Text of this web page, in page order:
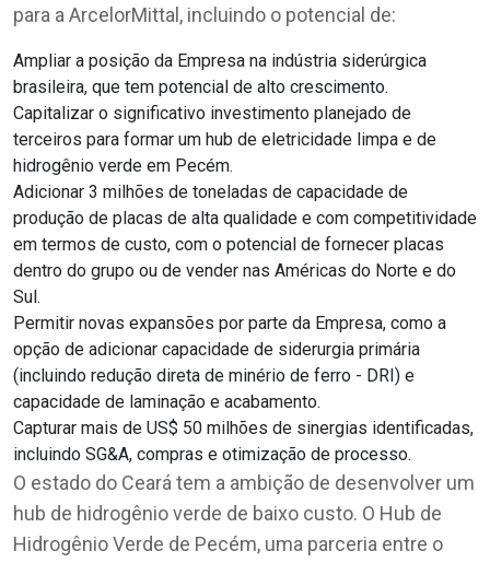
para a ArcelorMittal, incluindo o potencial de:
Ampliar a posição da Empresa na indústria siderúrgica
brasileira, que tem potencial de alto crescimento.
Capitalizar o significativo investimento planejado de
terceiros para formar um hub de eletricidade limpa e de
hidrogênio verde em Pecém.
Adicionar 3 milhões de toneladas de capacidade de
produção de placas de alta qualidade e com competitividade
em termos de custo, com o potencial de fornecer placas
dentro do grupo ou de vender nas Américas do Norte e do
Sul.
Permitir novas expansões por parte da Empresa, como a
opção de adicionar capacidade de siderurgia primária
(incluindo redução direta de minério de ferro - DRI) e
capacidade de laminação e acabamento.
Capturar mais de US$ 50 milhões de sinergias identificadas,
incluindo SG&A, compras e otimização de processo.
O estado do Ceará tem a ambição de desenvolver um
hub de hidrogênio verde de baixo custo. O Hub de
Hidrogênio Verde de Pecém, uma parceria entre o